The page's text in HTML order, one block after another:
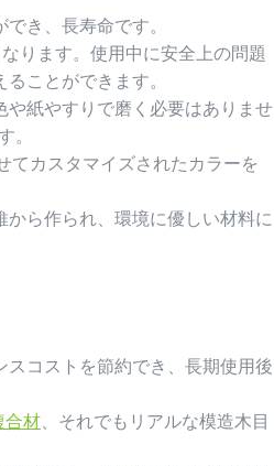
き、長寿命です。
ります。使用中に安全上の問題
ことができます。
紙やすりで磨く必要はありませ
。
てカスタマイズされたカラーを
ら作られ、環境に優しい材料に
コストを節約でき、長期使用後
合材 、それでもリアルな模造木目